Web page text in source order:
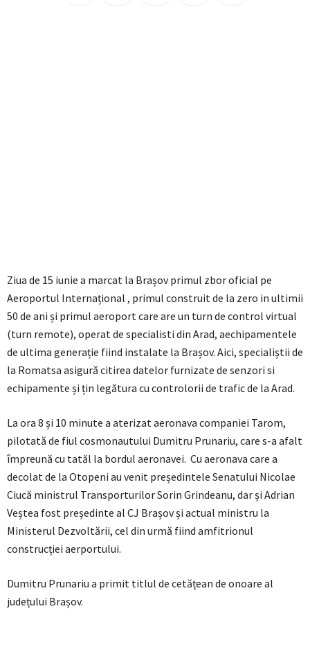
Ziua de 15 iunie a marcat la Brașov primul zbor oficial pe
Aeroportul Internațional , primul construit de la zero in ultimii
50 de ani și primul aeroport care are un turn de control virtual
(turn remote), operat de specialisti din Arad, aechipamentele
de ultima generație fiind instalate la Brașov. Aici, specialiștii de
la Romatsa asigură citirea datelor furnizate de senzori si
echipamente și țin legătura cu controlorii de trafic de la Arad.
La ora 8 și 10 minute a aterizat aeronava companiei Tarom,
pilotată de fiul cosmonautului Dumitru Prunariu, care s-a afalt
împreună cu tatăl la bordul aeronavei. Cu aeronava care a
decolat de la Otopeni au venit președintele Senatului Nicolae
Ciucă ministrul Transporturilor Sorin Grindeanu, dar și Adrian
Veștea fost președinte al CJ Brașov și actual ministru la
Ministerul Dezvoltării, cel din urmă fiind amfitrionul
construcției aerportului.
Dumitru Prunariu a primit titlul de cetățean de onoare al
județului Brașov.